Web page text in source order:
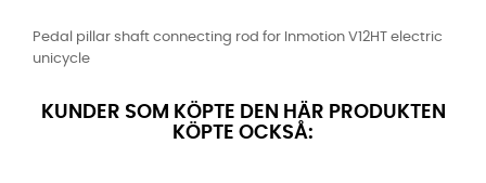
Pedal pillar shaft connecting rod for Inmotion V12HT electric
unicycle
KUNDER SOM KÖPTE DEN HÄR PRODUKTEN
KÖPTE OCKSÅ: